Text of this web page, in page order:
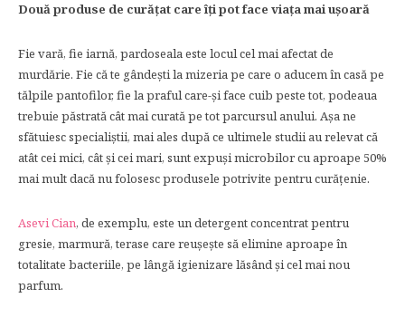
Două produse de curățat care îți pot face viața mai ușoară
Fie vară, fie iarnă, pardoseala este locul cel mai afectat de
murdărie. Fie că te gândești la mizeria pe care o aducem în casă pe
tălpile pantofilor, fie la praful care-și face cuib peste tot, podeaua
trebuie păstrată cât mai curată pe tot parcursul anului. Așa ne
sfătuiesc specialiștii, mai ales după ce ultimele studii au relevat că
atât cei mici, cât și cei mari, sunt expuși microbilor cu aproape 50%
mai mult dacă nu folosesc produsele potrivite pentru curățenie.
Asevi Cian, de exemplu, este un detergent concentrat pentru
gresie, marmură, terase care reușește să elimine aproape în
totalitate bacteriile, pe lângă igienizare lăsând şi cel mai nou
parfum.